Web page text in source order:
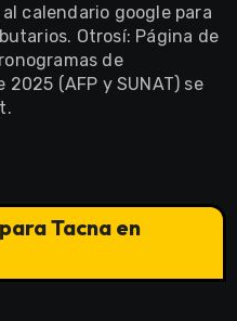
calendario google para
Otrosí: Página de
de
(AFP y SUNAT) se
Tacna en